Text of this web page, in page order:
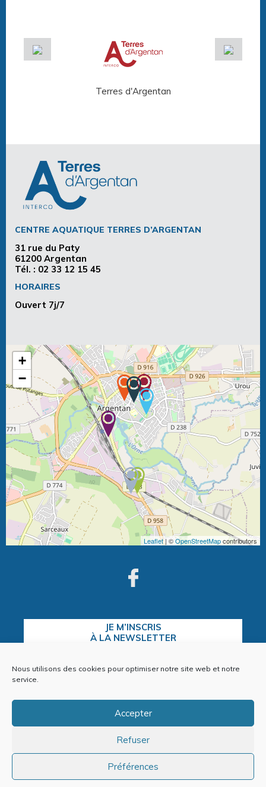
Nous utilisons des cookies pour optimiser notre site web et notre
service.
Accepter
Refuser
Préférences
Terres d'Argentan
CENTRE AQUATIQUE TERRES D’ARGENTAN
31 rue du Paty
61200 Argentan
Tél. : 02 33 12 15 45
HORAIRES
Ouvert 7j/7
+
−
Leaflet| ©OpenStreetMapcontributors
JE M’INSCRIS
À LA NEWSLETTER
Politique de cookies (EU)